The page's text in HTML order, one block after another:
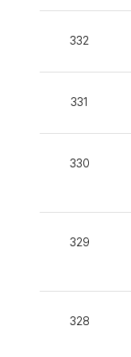
332
331
330
329
328